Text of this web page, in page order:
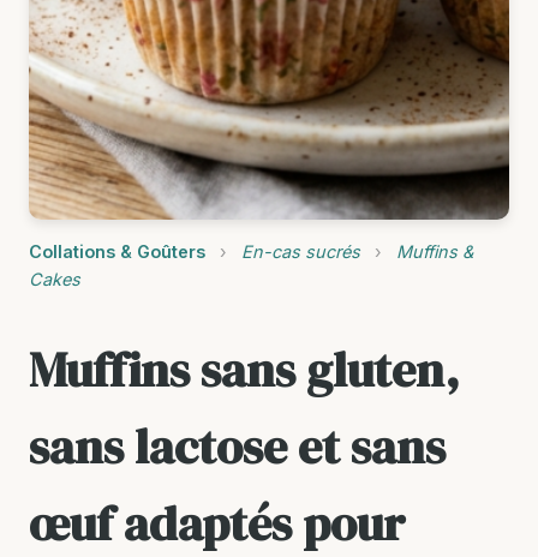
Collations & Goûters › En-cas sucrés ›
Muffins &
Cakes
Muffins sans gluten,
sans lactose et sans
œuf adaptés pour